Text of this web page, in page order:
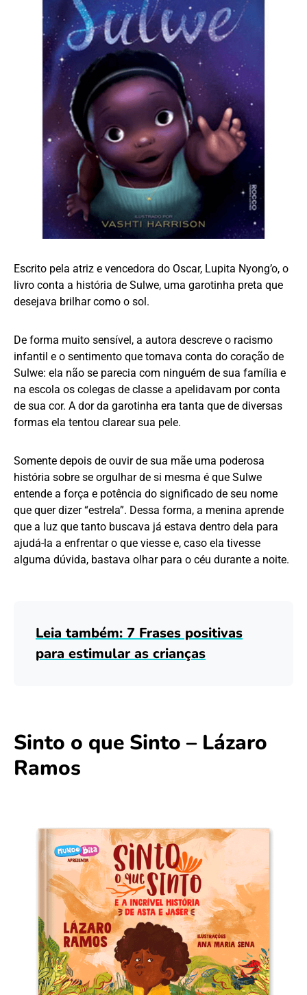
Escrito pela atriz e vencedora do Oscar, Lupita Nyong’o, o
livro conta a história de Sulwe, uma garotinha preta que
desejava brilhar como o sol.
De forma muito sensível, a autora descreve o racismo
infantil e o sentimento que tomava conta do coração de
Sulwe: ela não se parecia com ninguém de sua família e
na escola os colegas de classe a apelidavam por conta
de sua cor. A dor da garotinha era tanta que de diversas
formas ela tentou clarear sua pele.
Somente depois de ouvir de sua mãe uma poderosa
história sobre se orgulhar de si mesma é que Sulwe
entende a força e potência do significado de seu nome
que quer dizer “estrela”. Dessa forma, a menina aprende
que a luz que tanto buscava já estava dentro dela para
ajudá-la a enfrentar o que viesse e, caso ela tivesse
alguma dúvida, bastava olhar para o céu durante a noite.
Leia também: 7 Frases positivas
para estimular as crianças
Sinto o que Sinto – Lázaro
Ramos